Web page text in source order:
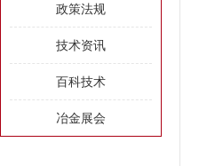
政策法规
技术资讯
百科技术
冶金展会